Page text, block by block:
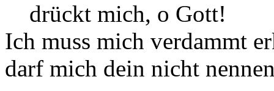
drückt mich, o Gott!
Ich muss mich verdammt
darf mich dein nicht